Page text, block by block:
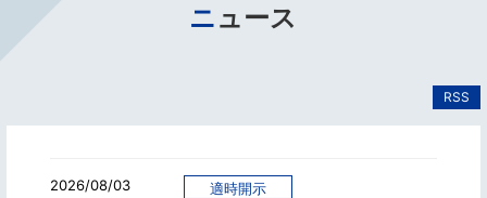
ニュース
RSS
2026/08/03 適時開示